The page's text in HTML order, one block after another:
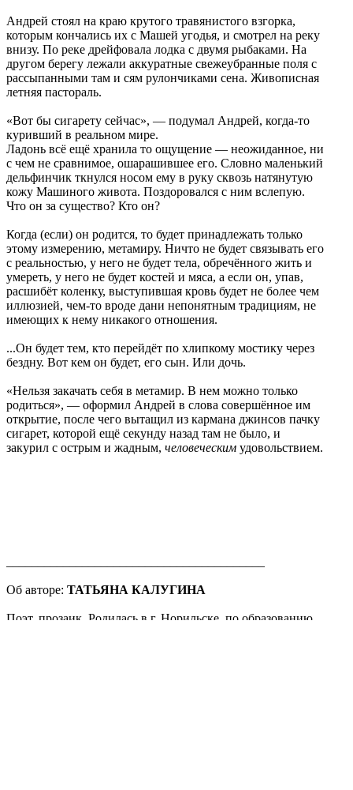
Андрей стоял на краю крутого травянистого взгорка,
которым кончались их с Машей угодья, и смотрел на реку
внизу. По реке дрейфовала лодка с двумя рыбаками. На
другом берегу лежали аккуратные свежеубранные поля с
рассыпанными там и сям рулончиками сена. Живописная
летняя пастораль.
«Вот бы сигарету сейчас», — подумал Андрей, когда-то
куривший в реальном мире.
Ладонь всё ещё хранила то ощущение — неожиданное, ни
с чем не сравнимое, ошарашившее его. Словно маленький
дельфинчик ткнулся носом ему в руку сквозь натянутую
кожу Машиного живота. Поздоровался с ним вслепую.
Что он за существо? Кто он?
Когда (если) он родится, то будет принадлежать только
этому измерению, метамиру. Ничто не будет связывать его
с реальностью, у него не будет тела, обречённого жить и
умереть, у него не будет костей и мяса, а если он, упав,
расшибёт коленку, выступившая кровь будет не более чем
иллюзией, чем-то вроде дани непонятным традициям, не
имеющих к нему никакого отношения.
...Он будет тем, кто перейдёт по хлипкому мостику через
бездну. Вот кем он будет, его сын. Или дочь.
«Нельзя закачать себя в метамир. В нем можно только
родиться», — оформил Андрей в слова совершённое им
открытие, после чего вытащил из кармана джинсов пачку
сигарет, которой ещё секунду назад там не было, и
закурил с острым и жадным, человеческим удовольствием.
Об авторе: ТАТЬЯНА КАЛУГИНА
Поэт, прозаик. Родилась в г. Норильске, по образованию